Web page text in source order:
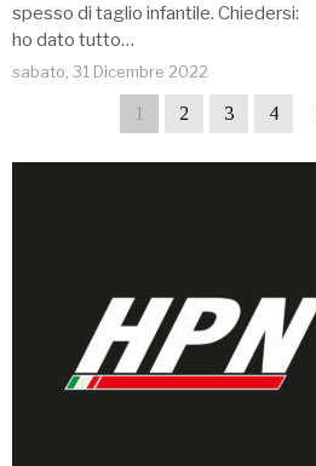
spesso di taglio infantile. Chiedersi:
ho dato tutto…
sabato, 31 Dicembre 2022
1 2 3 4